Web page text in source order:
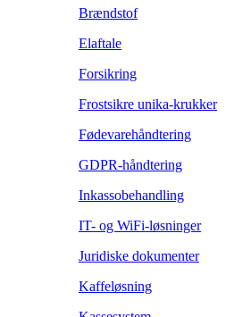
Brændstof
Elaftale
Forsikring
Frostsikre unika-krukker
Fødevarehåndtering
GDPR-håndtering
Inkassobehandling
IT- og WiFi-løsninger
Juridiske dokumenter
Kaffeløsning